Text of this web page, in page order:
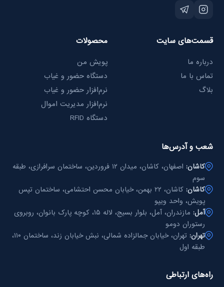
قسمت‌های سایت
درباره ما
تماس با ما
بلاگ
محصولات
پویش من
دستگاه حضور و غیاب
نرم‌افزار حضور و غیاب
نرم‌افزار مدیریت اموال
دستگاه RFID
شعب و آدرس‌ها
کاشان:
اصفهان، کاشان، میدان ۱۲ فروردین، ساختمان سرافرازی، طبقه
سوم
کاشان:
کاشان، ۲۲ بهمن، خیابان محسن احتشامی، ساختمان تپس
پویش، واحد ویپو
آمل:
مازندران، آمل، بلوار بسیج، لاله ۱۵، کوچه پارک بانوان، روبروی
رستوران دومو
تهران:
تهران، خیابان جمالزاده شمالی، نبش خیابان زند، ساختمان ۱۱۰،
طبقه اول
راه‌های ارتباطی